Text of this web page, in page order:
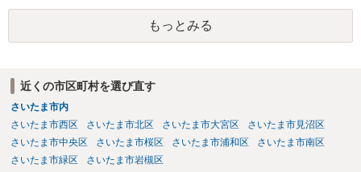
もっとみる
近くの市区町村を選び直す
さいたま市内
さいたま市西区
さいたま市北区 さいたま市大宮区
さいたま市見沼区
さいたま市中央区
さいたま市桜区 さいたま市浦和区
さいたま市南区
さいたま市緑区
さいたま市岩槻区